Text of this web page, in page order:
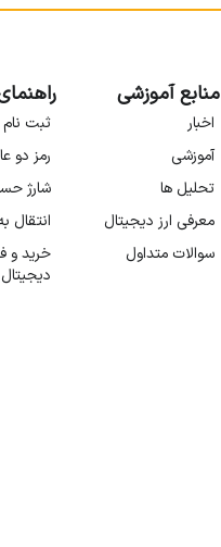
منابع آموزشی
اخبار
آموزشی
تحلیل ها
معرفی ارز دیجیتال
سوالات متداول
ثبت
رمز دو
شارژ
انتقال
خرید و
دیجیتال